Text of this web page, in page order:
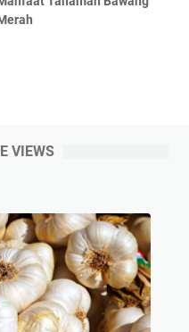
VIEWS